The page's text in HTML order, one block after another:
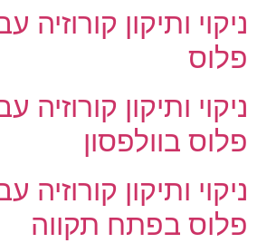
פלוס
פלוס בוולפסון
פלוס בפתח תקווה